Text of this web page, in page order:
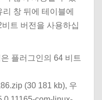
창 뒤에 테이블에
트 버전을 사용하십
플러그인의 64 비트
(30 181 kb), 우